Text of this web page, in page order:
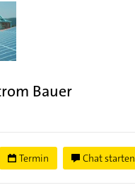
Bauer
Termin Chat starten